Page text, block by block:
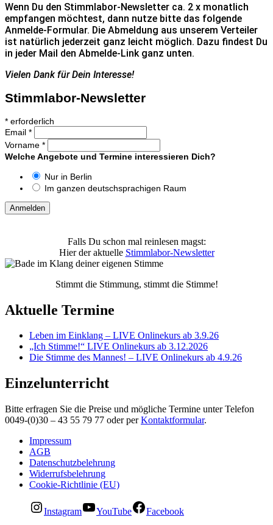
Wenn Du den Stimmlabor-Newsletter ca. 2 x monatlich
empfangen möchtest, dann nutze bitte das folgende
Anmelde-Formular. Die Abmeldung aus unserem Verteiler
ist natürlich jederzeit ganz leicht möglich. Dazu findest Du
in jeder Mail den Abmelde-Link ganz unten.
Vielen Dank für Dein Interesse!
Stimmlabor-Newsletter
* erforderlich
Email *
Vorname *
Welche Angebote und Termine interessieren Dich?
Nur in Berlin
Im ganzen deutschsprachigen Raum
Falls Du schon mal reinlesen magst:
Hier der aktuelle Stimmlabor-Newsletter
Stimmt die Stimmung, stimmt die Stimme!
Aktuelle Termine
Leben im Einklang – LIVE Onlinekurs ab 3.9.26
„Ich Stimme!“ LIVE Onlinekurs ab 3.12.2026
Die Stimme des Mannes! – LIVE Onlinekurs ab 4.9.26
Einzelunterricht
Bitte erfragen Sie die Preise und mögliche Termine unter Telefon
0049-(0)30 – 43 55 79 77 oder perKontaktformular.
Impressum
AGB
Datenschutzbelehrung
Widerrufsbelehrung
Cookie-Richtlinie (EU)
Instagram YouTube Facebook